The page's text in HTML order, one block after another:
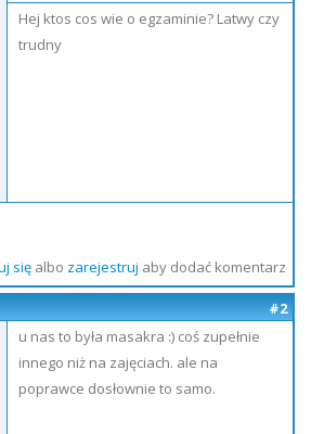
Hej ktos cos wie o egzaminie? Latwy czy
trudny
sięalbo zarejestruj aby dodać komentarz
#2
u nas to była masakra :) coś zupełnie
innego niż na zajęciach. ale na
poprawce dosłownie to samo.